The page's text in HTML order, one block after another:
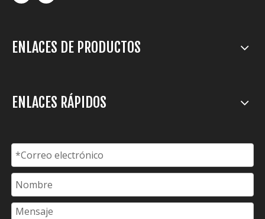
ENLACES DE PRODUCTOS
ENLACES RÁPIDOS